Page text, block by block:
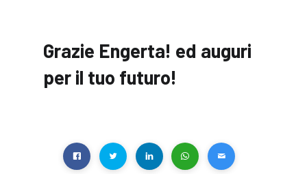
Grazie Engerta! ed auguri
per il tuo futuro!